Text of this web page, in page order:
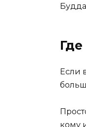
Если
кому